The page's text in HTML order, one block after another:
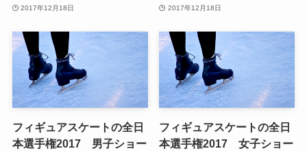
2017年12月18日 2017年12月18日
フィギュアスケートの全日
本選手権2017 男子ショー
フィギュアスケートの全日
本選手権2017 女子ショー